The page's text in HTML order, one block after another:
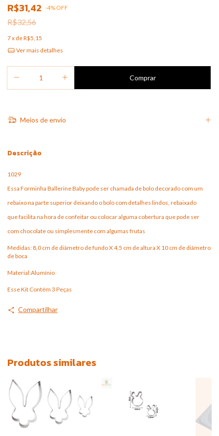
R$31,42 -4% OFF
R$32,56
7x deR$5,15
Ver mais detalhes
Meios de envio
Descrição
1029
Essa Forminha Ballerine Baby pode ser chamada de bolo decorado com um
rebaixo na parte superior deixando o bolo com detalhes lindos, rebaixado
que facilita na hora de confeitar ou colocar alguma cobertura que pode ser
com chocolate ou simplesmente com algumas frutas
Medidas: 8,0 cm de diâmetro de fundo X 4,5 cm de altura X 10 cm de diâmetro
de boca
Material:Alumínio
Esse Kit Contém 3 Peças
Compartilhar
Produtos similares